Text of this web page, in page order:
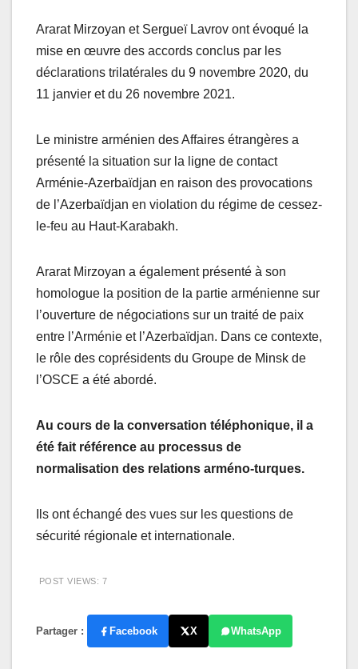
Ararat Mirzoyan et Sergueï Lavrov ont évoqué la
mise en œuvre des accords conclus par les
déclarations trilatérales du 9 novembre 2020, du
11 janvier et du 26 novembre 2021.
Le ministre arménien des Affaires étrangères a
présenté la situation sur la ligne de contact
Arménie-Azerbaïdjan en raison des provocations
de l’Azerbaïdjan en violation du régime de cessez-
le-feu au Haut-Karabakh.
Ararat Mirzoyan a également présenté à son
homologue la position de la partie arménienne sur
l’ouverture de négociations sur un traité de paix
entre l’Arménie et l’Azerbaïdjan. Dans ce contexte,
le rôle des coprésidents du Groupe de Minsk de
l’OSCE a été abordé.
Au cours de la conversation téléphonique, il a
été fait référence au processus de
normalisation des relations arméno-turques.
Ils ont échangé des vues sur les questions de
sécurité régionale et internationale.
POST VIEWS: 7
Partager : Facebook X WhatsApp